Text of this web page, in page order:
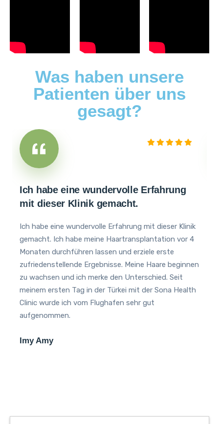
Was haben unsere
Patienten über uns
gesagt?
Ich habe eine wundervolle Erfahrung
mit dieser Klinik gemacht.
Ich habe eine wundervolle Erfahrung mit dieser Klinik
gemacht. Ich habe meine Haartransplantation vor 4
Monaten durchführen lassen und erziele erste
zufriedenstellende Ergebnisse. Meine Haare beginnen
zu wachsen und ich merke den Unterschied. Seit
meinem ersten Tag in der Türkei mit der Sona Health
Clinic wurde ich vom Flughafen sehr gut
aufgenommen.
Imy Amy